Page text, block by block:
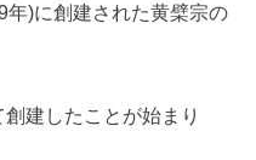
)に創建された黄檗宗の
建したことが始まり